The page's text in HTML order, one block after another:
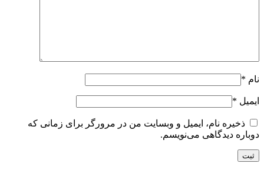
*
*
ذخیره نام، ایمیل و وبسایت من در مرورگر برای زمانی که
دیدگاهی می‌نویسم.